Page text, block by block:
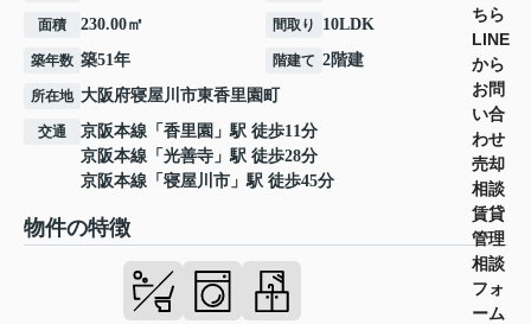
ちら
LINE
から
お問
い合
わせ
売却
相談
賃貸
管理
相談
フォ
ーム
面積 230.00㎡ 間取り 10LDK
築年数 築51年 階建て 2階建
所在地 大阪府寝屋川市東香里園町
交通 京阪本線 「 香里園 」駅 徒歩11分
京阪本線 「 光善寺 」駅 徒歩28分
京阪本線 「 寝屋川市 」駅 徒歩45分
物件の特徴